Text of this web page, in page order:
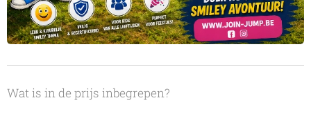
Wat is in de prijs inbegrepen?